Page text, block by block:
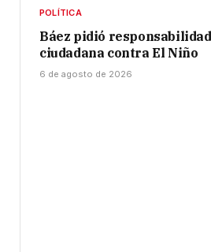
POLÍTICA
Báez pidió responsabilidad
ciudadana contra El Niño
6 de agosto de 2026